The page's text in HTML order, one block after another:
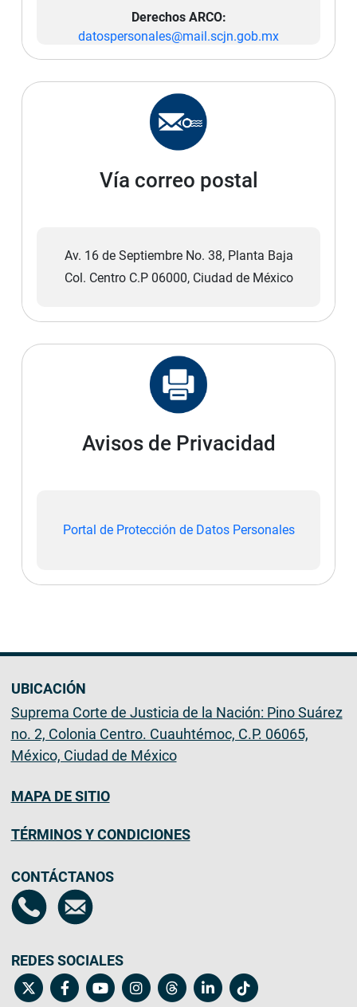
Derechos ARCO:
datospersonales@mail.scjn.gob.mx
Vía correo postal
Av. 16 de Septiembre No. 38, Planta Baja
Col. Centro C.P 06000, Ciudad de México
Avisos de Privacidad
Portal de Protección de Datos Personales
UBICACIÓN
Suprema Corte de Justicia de la Nación: Pino Suárez
no. 2, Colonia Centro. Cuauhtémoc, C.P. 06065,
México, Ciudad de México
MAPA DE SITIO
TÉRMINOS Y CONDICIONES
CONTÁCTANOS
REDES SOCIALES